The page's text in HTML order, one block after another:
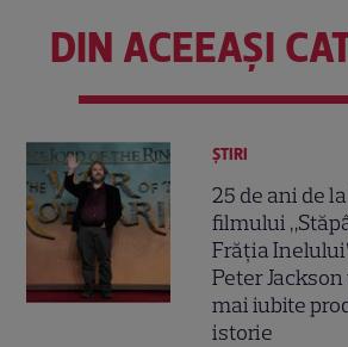
DIN ACEEAȘI
ȘTIRI
25 de ani de
filmului
Frăția
Peter
mai iubite
istorie